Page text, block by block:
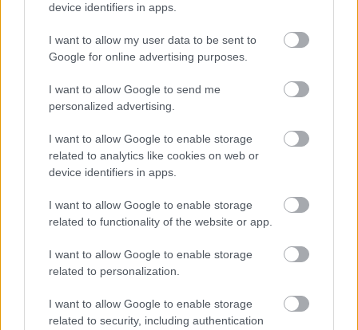
device identifiers in apps.
I want to allow my user data to be sent to
Google for online advertising purposes.
I want to allow Google to send me
personalized advertising.
I want to allow Google to enable storage
related to analytics like cookies on web or
device identifiers in apps.
I want to allow Google to enable storage
related to functionality of the website or app.
I want to allow Google to enable storage
related to personalization.
I want to allow Google to enable storage
related to security, including authentication
ÖRÖMHÍR: TÍZ ÉVE NEM VOLT ILYEN
ALACSONY AZ INFLÁCIÓ MAGYARORSZÁGON
Júliusban mindössze 1,2 százalékkal emelkedtek
éves összevetésben a fogyasztói árak, miközben az
élelmiszerek ára már csökkent.